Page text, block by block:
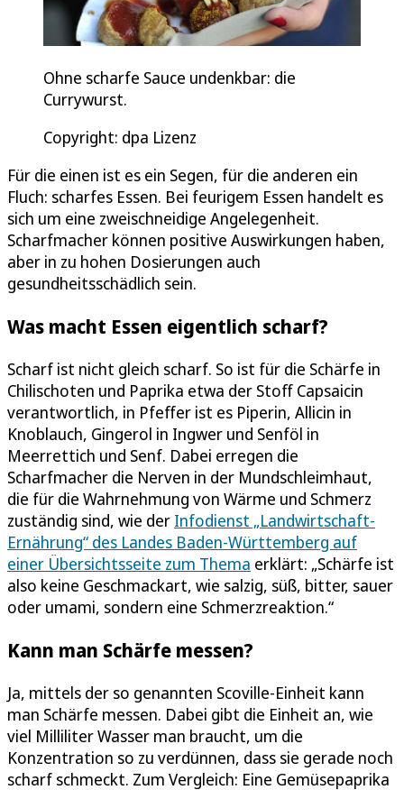
Ohne scharfe Sauce undenkbar: die
Currywurst.
Copyright: dpa Lizenz
Für die einen ist es ein Segen, für die anderen ein
Fluch: scharfes Essen. Bei feurigem Essen handelt es
sich um eine zweischneidige Angelegenheit.
Scharfmacher können positive Auswirkungen haben,
aber in zu hohen Dosierungen auch
gesundheitsschädlich sein.
Was macht Essen eigentlich scharf?
Scharf ist nicht gleich scharf. So ist für die Schärfe in
Chilischoten und Paprika etwa der Stoff Capsaicin
verantwortlich, in Pfeffer ist es Piperin, Allicin in
Knoblauch, Gingerol in Ingwer und Senföl in
Meerrettich und Senf. Dabei erregen die
Scharfmacher die Nerven in der Mundschleimhaut,
die für die Wahrnehmung von Wärme und Schmerz
zuständig sind, wie der Infodienst „Landwirtschaft-
Ernährung“ des Landes Baden-Württemberg auf
einer Übersichtsseite zum Thema erklärt: „Schärfe ist
also keine Geschmackart, wie salzig, süß, bitter, sauer
oder umami, sondern eine Schmerzreaktion.“
Kann man Schärfe messen?
Ja, mittels der so genannten Scoville-Einheit kann
man Schärfe messen. Dabei gibt die Einheit an, wie
viel Milliliter Wasser man braucht, um die
Konzentration so zu verdünnen, dass sie gerade noch
scharf schmeckt. Zum Vergleich: Eine Gemüsepaprika